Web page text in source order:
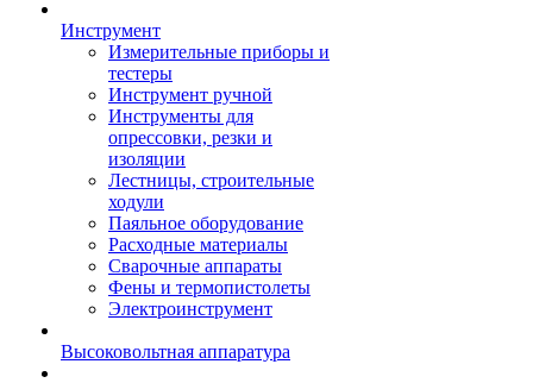
Инструмент
Измерительные приборы и
тестеры
Инструмент ручной
Инструменты для
опрессовки, резки и
изоляции
Лестницы, строительные
ходули
Паяльное оборудование
Расходные материалы
Сварочные аппараты
Фены и термопистолеты
Электроинструмент
Высоковольтная аппаратура